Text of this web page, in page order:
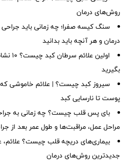
روش‌های درمان
سنگ کیسه صفرا؛ چه زمانی باید جراحی
درمان و هر آنچه باید بدانید
بگیرید
سیروز کبد چیست؟ | علائم خاموشی که
پوست تا نارسایی کبد
بای پس قلب چیست؟ چه زمانی به
مراحل عمل، مراقبت‌ها و طول عمر بعد از
بیماری‌های دریچه قلب چیست؟ علائم،
جدیدترین روش‌های درمان